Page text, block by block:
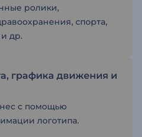
ролики,
спорта,
др.
графика движения и
с помощью
логотипа.